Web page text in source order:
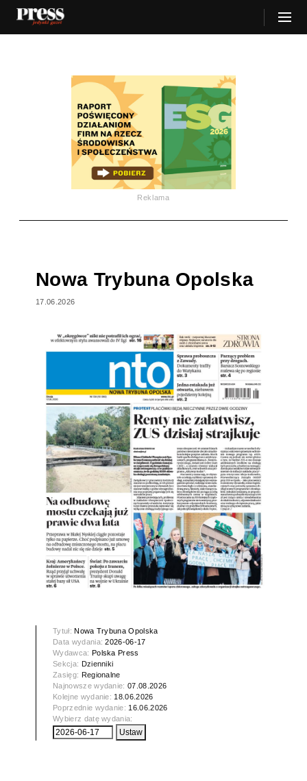
Reklama
Nowa Trybuna Opolska
17.06.2026
Tytuł: Nowa Trybuna Opolska
Data wydania:2026-06-17
Wydawca: Polska Press
Sekcja: Dzienniki
Zasięg: Regionalne
Najnowsze wydanie:07.08.2026
Kolejne wydanie: 18.06.2026
Poprzednie wydanie: 16.06.2026
Wybierz datę wydania: